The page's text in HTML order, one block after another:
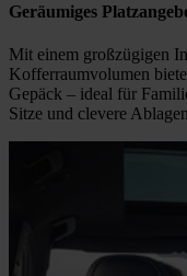
Geräumiges
Mit einem großzügigen
Kofferraumvolumen
Gepäck – ideal für
Sitze und clevere